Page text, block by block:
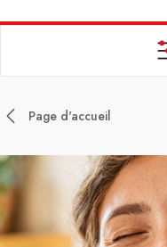
Page d'accueil